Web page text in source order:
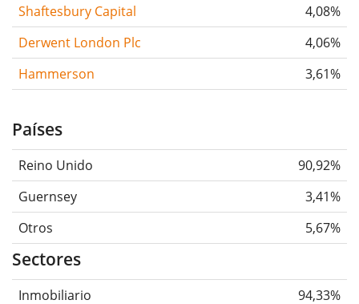
Shaftesbury Capital
4,08%
Derwent London Plc
4,06%
Hammerson
3,61%
Países
Reino Unido
90,92%
Guernsey
3,41%
Otros
5,67%
Sectores
Inmobiliario
94,33%